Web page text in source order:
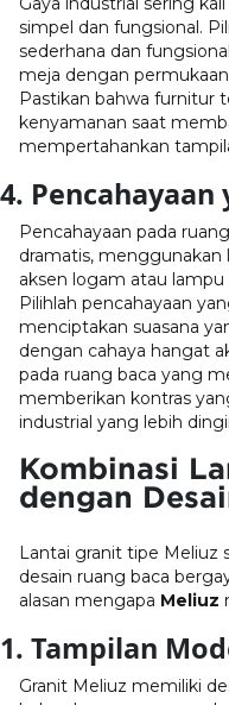
simpel dan fungsional.
sederhana dan
meja dengan
Pastikan bahwa furnitur
kenyamanan saat
mempertahankan
4.
Pencahayaan pada
dramatis,
aksen logam atau
Pilihlah pencahayaan
menciptakan suasana
dengan cahaya hangat
pada ruang baca yang
memberikan kontras
industrial yang lebih
Kombinasi
dengan
Lantai granit tipe Meliuz
desain ruang baca
alasan mengapa Meliuz
1. Tampilan
Granit Meliuz memiliki